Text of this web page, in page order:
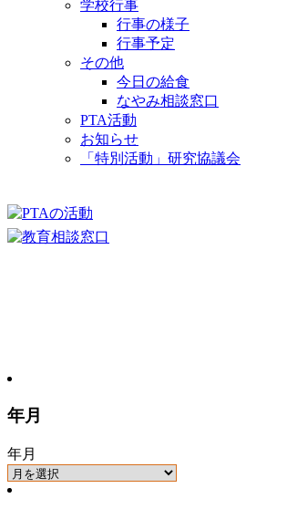
学校行事
行事の様子
行事予定
その他
今日の給食
なやみ相談窓口
PTA活動
お知らせ
「特別活動」研究協議会
年月
年月